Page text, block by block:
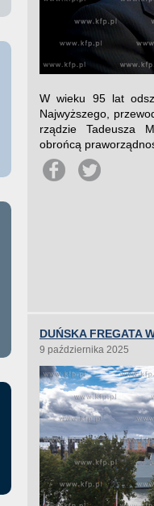
W wieku 95 lat
Najwyższego,
rządzie Tadeusza
obrońcą
DUŃSKA FREGATA
9 października 2025